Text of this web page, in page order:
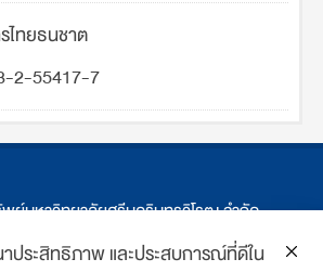
ไทยธนชาต
2-55417-7
มหาวิทยาลัยศรีนครินทรวิโรฒ จำกัด
.สุขุมวิท 23 ถ.สุขุมวิท กรุงเทพฯ
ประสิทธิภาพ และประสบการณ์ที่ดีใน